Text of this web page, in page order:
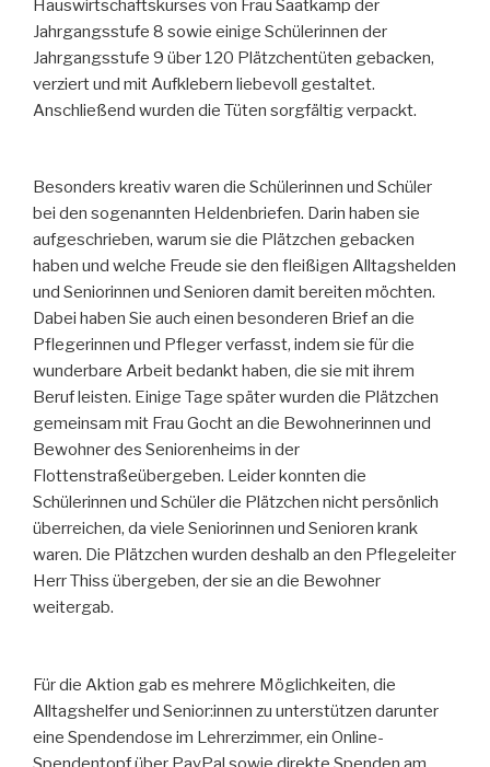
Hauswirtschaftskurses von Frau Saatkamp der
Jahrgangsstufe 8 sowie einige Schülerinnen der
Jahrgangsstufe 9 über 120 Plätzchentüten gebacken,
verziert und mit Aufklebern liebevoll gestaltet.
Anschließend wurden die Tüten sorgfältig verpackt.
Besonders kreativ waren die Schülerinnen und Schüler
bei den sogenannten Heldenbriefen. Darin haben sie
aufgeschrieben, warum sie die Plätzchen gebacken
haben und welche Freude sie den fleißigen Alltagshelden
und Seniorinnen und Senioren damit bereiten möchten.
Dabei haben Sie auch einen besonderen Brief an die
Pflegerinnen und Pfleger verfasst, indem sie für die
wunderbare Arbeit bedankt haben, die sie mit ihrem
Beruf leisten. Einige Tage später wurden die Plätzchen
gemeinsam mit Frau Gocht an die Bewohnerinnen und
Bewohner des Seniorenheims in der
Flottenstraßeübergeben. Leider konnten die
Schülerinnen und Schüler die Plätzchen nicht persönlich
überreichen, da viele Seniorinnen und Senioren krank
waren. Die Plätzchen wurden deshalb an den Pflegeleiter
Herr Thiss übergeben, der sie an die Bewohner
weitergab.
Für die Aktion gab es mehrere Möglichkeiten, die
Alltagshelfer und Senior:innen zu unterstützen darunter
eine Spendendose im Lehrerzimmer, ein Online-